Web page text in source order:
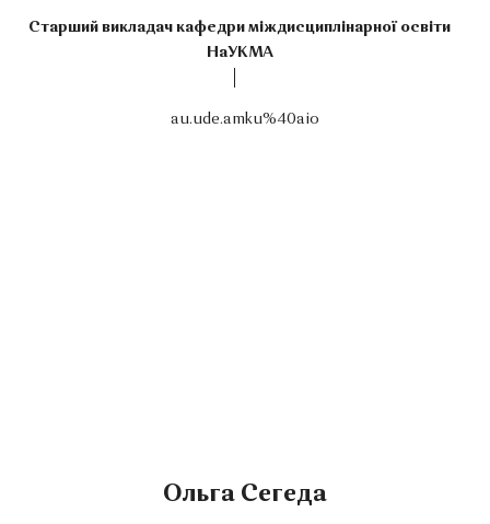
Старший викладач кафедри міждисциплінарної освіти
НаУКМА
au.ude.amku%40aio
Ольга Сегеда